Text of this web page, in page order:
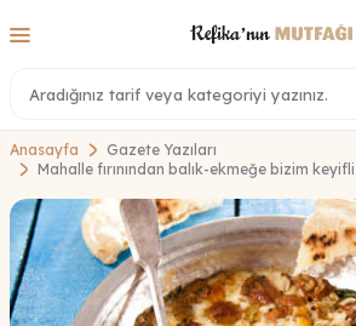
Anasayfa
Gazete Yazıları
Mahalle fırınından balık-ekmeğe bizim